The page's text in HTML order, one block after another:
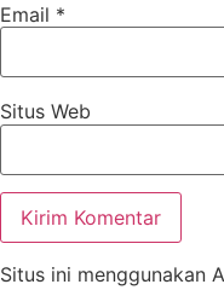
Email *
Situs Web
Situs ini menggunakan